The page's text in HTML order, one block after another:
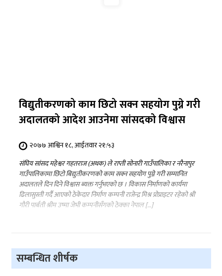
विद्युतीकरणको काम छिटो सक्न सहयोग पुग्ने गरी
अदालतको आदेश आउनेमा सांसदको विश्वास
२०७७ आश्विन १८, आईतवार २१:५३
संघिय सांसद महेश्वर गहतराज (अथक) ले राप्ती सोनारी गाउँपालिका र नरैनापुर
गाउँपालिकामा छिटो बिद्युतीकरणको काम सक्न सहयोग पुग्ने गरी सम्मानित
अदालतले दिन दिने विश्वास ब्यक्त गर्नुभएको छ । विकास निर्माणको कार्यमा
ढिलासुस्ती गर्दै आएको ठेकेदार निर्माण कम्पनी राजेन्द्र मिश्र प्रोप्राइटर रहेको श्री
गौरी पार्बती श्रीम उष्मा जेभी कम्पनीसँगको ठेक्का नेपाल […]
सम्बन्धित शीर्षक